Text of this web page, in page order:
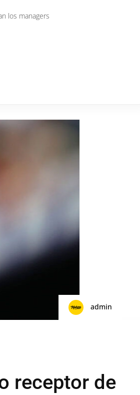
los managers
admin
receptor de